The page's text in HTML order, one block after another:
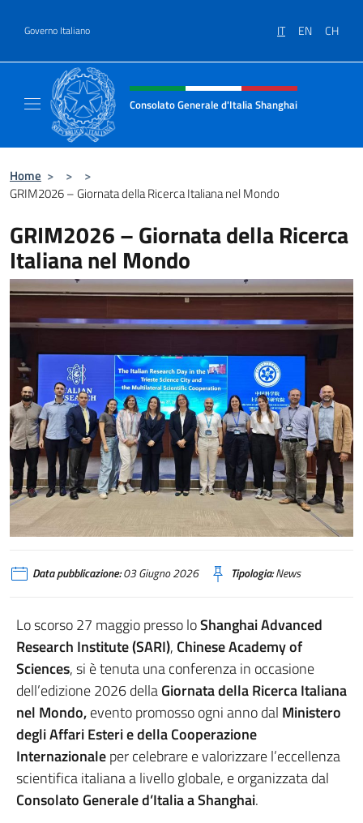
Governo Italiano IT EN CH
Intestazione sito, social e menù
Consolato Generale d'Italia Shanghai
Home > >
>
GRIM2026 – Giornata della Ricerca Italiana nel Mondo
GRIM2026 – Giornata della Ricerca
Italiana nel Mondo
Data pubblicazione:03 Giugno 2026 Tipologia:News
Lo scorso 27 maggio presso loShanghai Advanced
Research Institute (SARI), Chinese Academy of
Sciences, si è tenuta una conferenza in occasione
dell’edizione 2026 dellaGiornata della Ricerca Italiana
nel Mondo,evento promosso ogni anno dal Ministero
degli Affari Esteri e della Cooperazione
Internazionaleper celebrare e valorizzare l’eccellenza
scientifica italiana a livello globale, e organizzata dal
Consolato Generale d’Italia a Shanghai.